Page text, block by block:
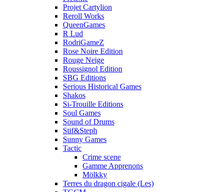
Projet Cartylion
Reroll Works
QueenGames
R Lud
RodriGameZ
Rose Noire Edition
Rouge Neige
Roussignol Edition
SBG Editions
Serious Historical Games
Shakos
Si-Trouille Editions
Soul Games
Sound of Drums
Stif&Steph
Sunny Games
Tactic
Crime scene
Gamme Apprenons
Mölkky
Terres du dragon cigale (Les)